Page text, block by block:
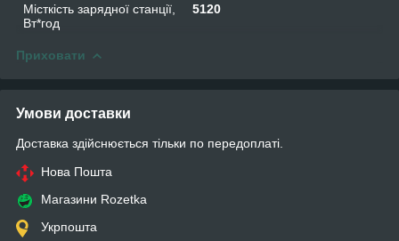
Місткість зарядної станції,
Вт*год
5120
Приховати
Умови доставки
Доставка здійснюється тільки по передоплаті.
Нова Пошта
Магазини Rozetka
Укрпошта